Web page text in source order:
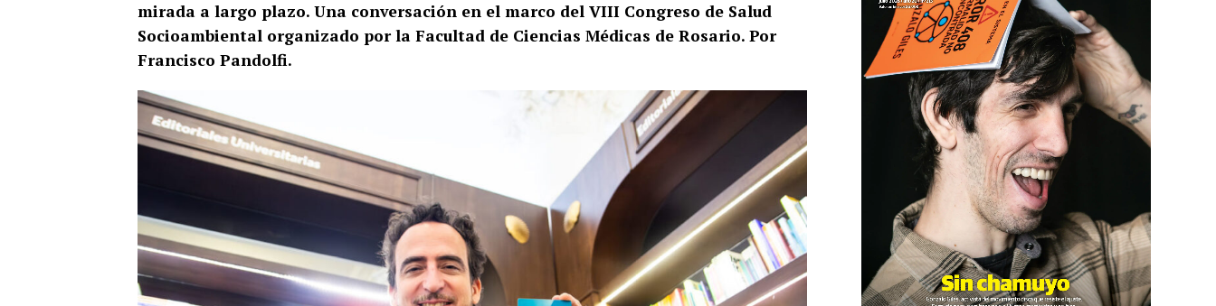
mirada a largo plazo. Una conversación en el marco del VIII Congreso de Salud
Socioambiental organizado por la Facultad de Ciencias Médicas de Rosario. Por
Francisco Pandolfi.